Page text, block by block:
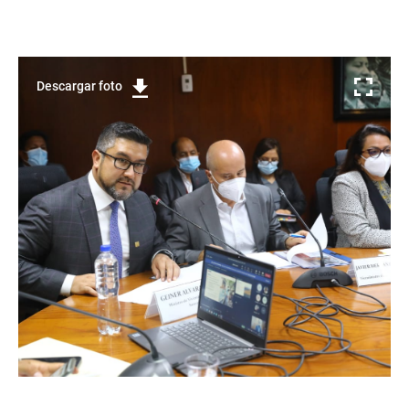
Descargar foto